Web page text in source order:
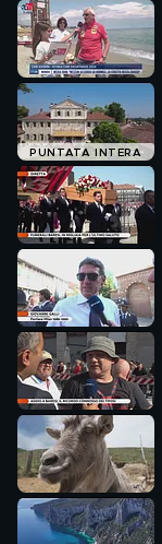
PUNTATA INTERA